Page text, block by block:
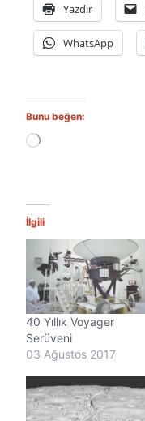
Yazdır
WhatsApp
Bunu beğen:
Y
n
o
r
.
.
İlgili
40 Yıllık Voyager
Serüveni
03 Ağustos 2017